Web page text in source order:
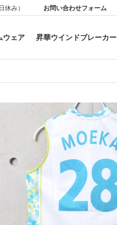
休み） お問い合わせフォーム
ウェア 昇華ウインドブレーカー